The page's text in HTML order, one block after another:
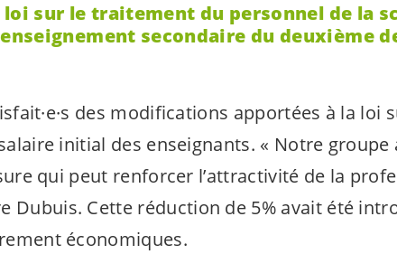
sur le traitement du personnel de la
secondaire du deuxième
des modifications apportées à la loi
initial des enseignants. « Notre groupe
qui peut renforcer l’attractivité de la
Dubuis. Cette réduction de 5% avait été
économiques.